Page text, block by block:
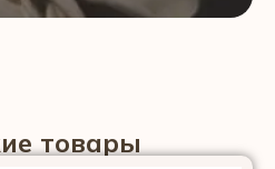
товары